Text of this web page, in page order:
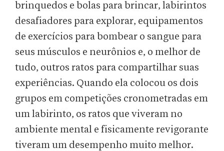
brinquedos e bolas para brincar, labirintos
desafiadores para explorar, equipamentos
de exercícios para bombear o sangue para
seus músculos e neurônios e, o melhor de
tudo, outros ratos para compartilhar suas
experiências. Quando ela colocou os dois
grupos em competições cronometradas em
um labirinto, os ratos que viveram no
ambiente mental e fisicamente revigorante
tiveram um desempenho muito melhor.